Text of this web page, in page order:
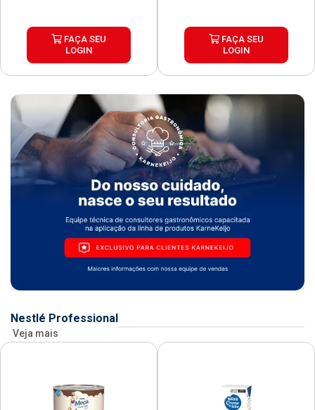
FAÇA SEU
LOGIN
FAÇA SEU
LOGIN
Nestlé Professional
Veja mais